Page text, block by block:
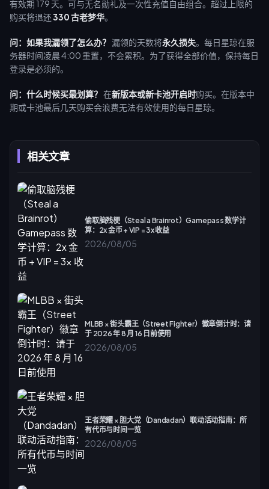
相关文章
偷取脑残梗（Steal a Brainrot）Gamepass 数学计
算：2x 金币 + VIP = 3x 收益
2026/08/05
MLBB × 街头霸王（Street Fighter）徽章倒计时：请
于 2026 年 8 月 16 日前使用
2026/08/05
王者荣耀 × 胆大党（Dandadan）联动活动指南：所
有代币与时间一览
2026/08/05
有效期 179 天。可与无名勋礼及一次性充值自由组合。超过上限的
购买将退还330 古老梦华。
问：如果我漏领了怎么办？ 漏领的天数将永久损失。每日星琼在服
务器时间凌晨 4:00 重置，不会累积。为了获得全部价值，保持每日
登录是必须的。
问：什么时候买最划算？ 在新版本或新卡池开启时购买。在版本中
期或卡池最后几天购买会浪费无法有效使用的每日星琼。